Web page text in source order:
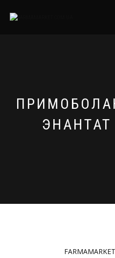
FARMAMARKET